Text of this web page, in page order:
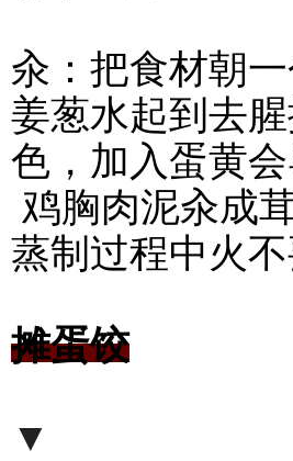
汆：把食材朝
姜葱水起到去
色，加入蛋黄
鸡胸肉泥汆成
蒸制过程中火不
摊蛋饺
▼